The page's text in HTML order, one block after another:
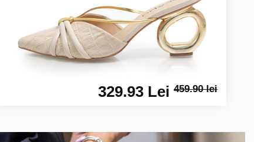
329.93 Lei459.90 lei